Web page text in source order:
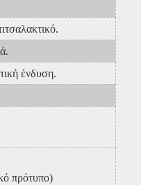
ένδυση.
πρότυπο)